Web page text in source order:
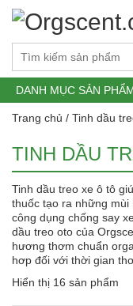
DANH MỤC SẢN
Trang chủ / Tinh dầu
TINH DẦU
Tinh dầu treo xe ô tô
thuốc tạo ra những
công dụng chống say
dầu treo oto của
hương thơm chuẩn
hơp đối với thời gian
Hiển thị 16 sản phẩm